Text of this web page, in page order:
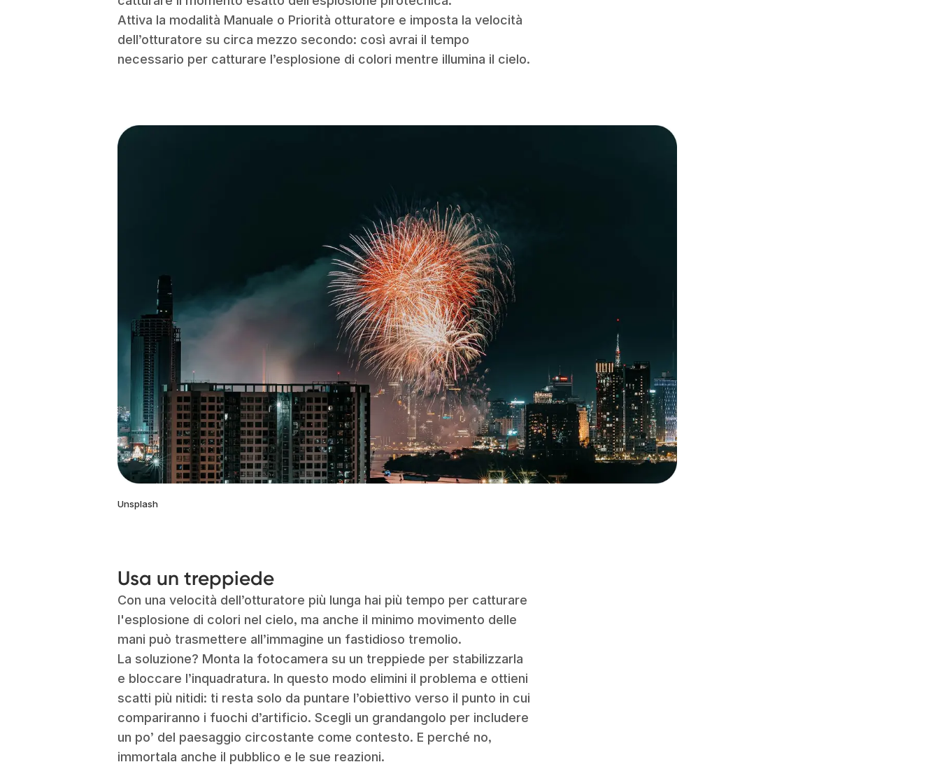
Attiva la modalità Manuale o Priorità otturatore e imposta la velocità
dell’otturatore su circa mezzo secondo: così avrai il tempo
necessario per catturare l’esplosione di colori mentre illumina il cielo.
Unsplash
Usa un treppiede
Con una velocità dell’otturatore più lunga hai più tempo per catturare
l'esplosione di colori nel cielo, ma anche il minimo movimento delle
mani può trasmettere all’immagine un fastidioso tremolio.
La soluzione? Monta la fotocamera su un treppiede per stabilizzarla
e bloccare l’inquadratura. In questo modo elimini il problema e ottieni
scatti più nitidi: ti resta solo da puntare l’obiettivo verso il punto in cui
compariranno i fuochi d’artificio. Scegli un grandangolo per includere
un po’ del paesaggio circostante come contesto. E perché no,
immortala anche il pubblico e le sue reazioni.